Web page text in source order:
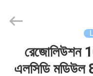
Technology.
রেজোলিউশন
এলসিডি মডিউল